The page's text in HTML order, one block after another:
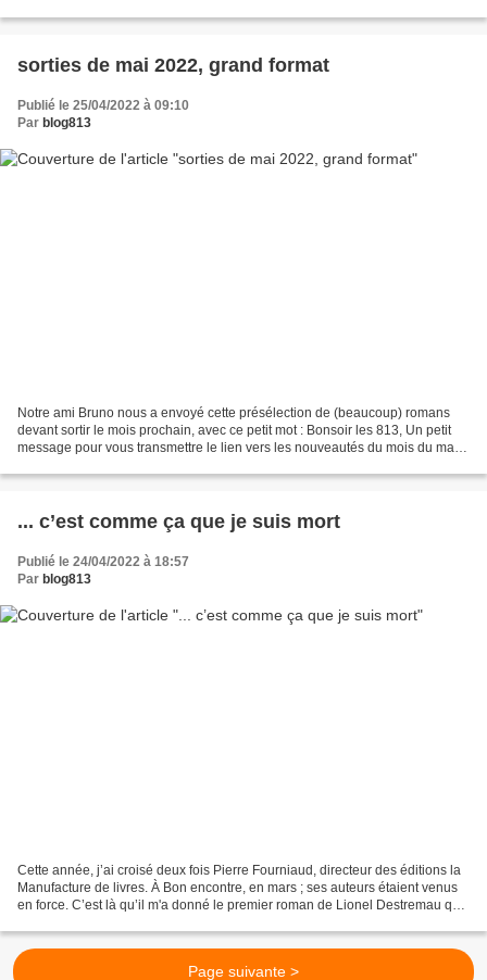
sorties de mai 2022, grand format
Publié le 25/04/2022 à 09:10
Par blog813
Notre ami Bruno nous a envoyé cette présélection de (beaucoup) romans
devant sortir le mois prochain, avec ce petit mot : Bonsoir les 813, Un petit
message pour vous transmettre le lien vers les nouveautés du mois du mai.
... c’est comme ça que je suis mort
Publié le 24/04/2022 à 18:57
Par blog813
Cette année, j’ai croisé deux fois Pierre Fourniaud, directeur des éditions la
Manufacture de livres. À Bon encontre, en mars ; ses auteurs étaient venus
en force. C’est là qu’il m'a donné le premier roman de Lionel Destremau qui
Page suivante >